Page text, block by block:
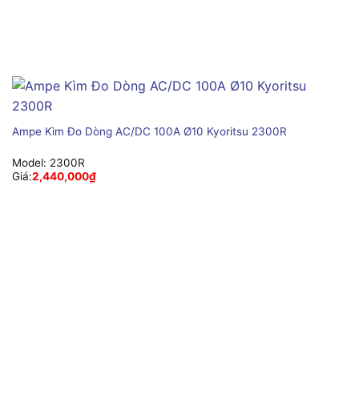
Ampe Kìm Đo Dòng AC/DC 100A Ø10 Kyoritsu 2300R
Model: 2300R
Giá:2,440,000₫